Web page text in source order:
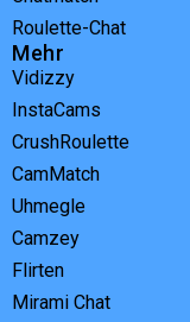
Roulette-Chat
Mehr
Vidizzy
InstaCams
CrushRoulette
CamMatch
Uhmegle
Camzey
Flirten
Mirami Chat